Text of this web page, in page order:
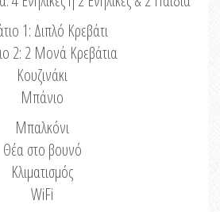
1: Διπλό Κρεβάτι
2: 2 Μονά Κρεβάτια
Κουζινάκι
Μπάνιο
Μπαλκόνι
Θέα στο βουνό
Κλιματισμός
WiFi